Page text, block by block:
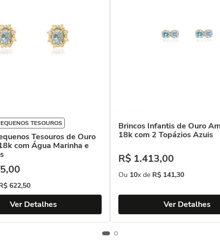
TESOUROS
Tesouros de Ouro
com Água Marinha e
,00
622,50
Ver Detalhes
Brincos Infantis de Ouro
18k com 2 Topázios Azuis
R$ 1.413,00
Ou 10x de R$ 141,30
Ver Detalhes